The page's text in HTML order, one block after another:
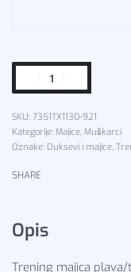
7351TX1130-921
Kategorije: Majice, Muškarci
Oznake: Duksevi i majice,
SHARE
Opis
Trening majica